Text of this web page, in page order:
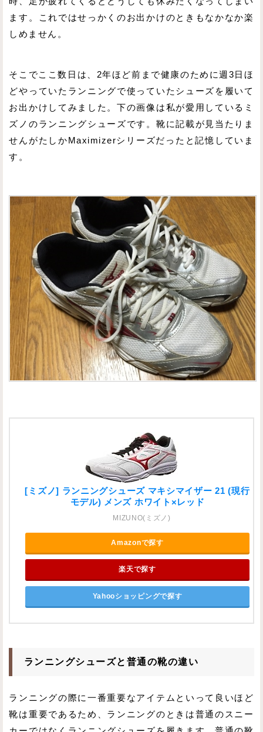
ます。これではせっかくのお出かけのときもなかなか楽
しめません。
そこでここ数日は、2年ほど前まで健康のために週3日ほ
どやっていたランニングで使っていたシューズを履いて
お出かけしてみました。下の画像は私が愛用しているミ
ズノのランニングシューズです。靴に記載が見当たりま
せんがたしかMaximizerシリーズだったと記憶していま
す。
[ミズノ] ランニングシューズ マキシマイザー 21 (現行
モデル) メンズ ホワイト×レッド
MIZUNO(ミズノ)
Amazonで探す
楽天で探す
Yahooショッピングで探す
ランニングシューズと普通の靴の違い
ランニングの際に一番重要なアイテムといって良いほど
靴は重要であるため、ランニングのときは普通のスニー